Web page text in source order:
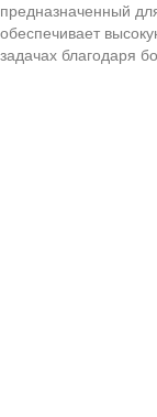
предназначенный
обеспечивает
задачах благодаря